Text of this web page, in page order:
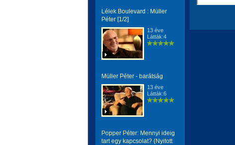
Lélek Boulevard : Müller
Péter [1/2]
13 éve
Látták:4
Müller Péter - barátság
13 éve
Látták:6
Popper Péter: Mennyi ideig
tart egy kapcsolat? (Nyitott